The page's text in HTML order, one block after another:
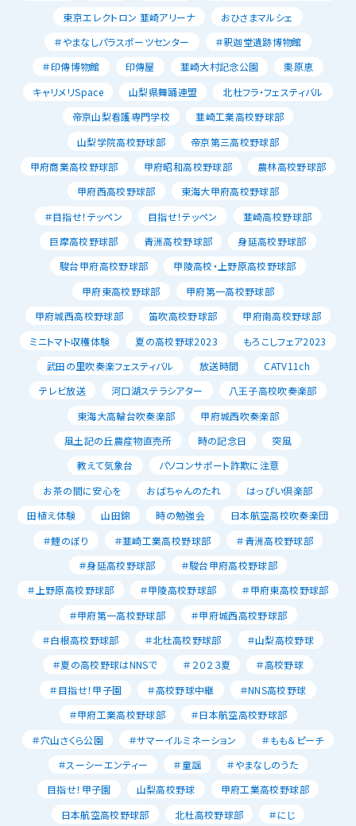
東京エレクトロン 韮崎アリーナ
おひさまマルシェ
＃やまなしパラスポーツセンター
＃釈迦堂遺跡博物館
＃印傳博物館
印傳屋 韮崎大村記念公園
栗原恵
キャリメリSpace
山梨県舞踊連盟
北杜フラ・フェスティバル
帝京山梨看護専門学校
韮崎工業高校野球部
山梨学院高校野球部
帝京第三高校野球部
甲府商業高校野球部
甲府昭和高校野球部
農林高校野球部
甲府西高校野球部
東海大甲府高校野球部
＃目指せ！テッペン
目指せ！テッペン
韮崎高校野球部
巨摩高校野球部
青洲高校野球部
身延高校野球部
駿台甲府高校野球部
甲陵高校・上野原高校野球部
甲府東高校野球部
甲府第一高校野球部
甲府城西高校野球部
笛吹高校野球部
甲府南高校野球部
ミニトマト収穫体験
夏の高校野球2023
もろこしフェア2023
武田の里吹奏楽フェスティバル
放送時間
CATV11ch
テレビ放送
河口湖ステラシアター
八王子高校吹奏楽部
東海大高輪台吹奏楽部
甲府城西吹奏楽部
風土記の丘農産物直売所
時の記念日
突風
教えて気象台
パソコンサポート詐欺に注意
お茶の間に安心を
おばちゃんのたれ
はっぴい倶楽部
田植え体験
山田錦 時の勉強会
日本航空高校吹奏楽団
＃鯉のぼり
＃韮崎工業高校野球部
＃青洲高校野球部
＃身延高校野球部
＃駿台甲府高校野球部
＃上野原高校野球部
＃甲陵高校野球部
＃甲府東高校野球部
＃甲府第一高校野球部
＃甲府城西高校野球部
＃白根高校野球部
＃北杜高校野球部
＃山梨高校野球
＃夏の高校野球はNNSで
＃２０２３夏
＃高校野球
＃目指せ！甲子園
＃高校野球中継
＃NNS高校野球
＃甲府工業高校野球部
＃日本航空高校野球部
＃穴山さくら公園
＃サマーイルミネーション
＃もも＆ピーチ
＃スーシーエンティー
＃童謡
＃やまなしのうた
目指せ！甲子園
山梨高校野球
甲府工業高校野球部
日本航空高校野球部
北杜高校野球部
＃にじ